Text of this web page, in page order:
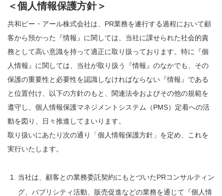
＜個人情報保護方針＞
共和ピー・アール株式会社は、PR業務を遂行する過程において顧
客から預かった『情報』に関しては、当社に課せられた社会的責
務として高い意識を持って適正に取り扱っております。特に『個
人情報』に関しては、当社が取り扱う『情報』のなかでも、その
保護の重要性と必要性を認識しなければならない『情報』である
と位置付け、以下の方針のもと、関連法令およびその他の規範を
遵守し、個人情報保護マネジメントシステム（PMS）定着への活
動を図り、日々推進してまいります。
取り扱いにあたり次の通り「個人情報保護方針」を定め、これを
実行いたします。
当社は、顧客との業務委託契約にもとづいたPRコンサルティン
グ、パブリシティ活動、販売促進などの業務を通じて『個人情